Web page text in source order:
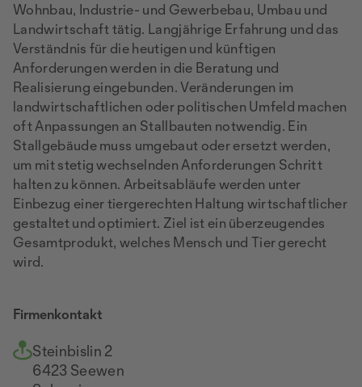
Wohnbau, Industrie- und Gewerbebau, Umbau und
Landwirtschaft tätig. Langjährige Erfahrung und das
Verständnis für die heutigen und künftigen
Anforderungen werden in die Beratung und
Realisierung eingebunden. Veränderungen im
landwirtschaftlichen oder politischen Umfeld machen
oft Anpassungen an Stallbauten notwendig. Ein
Stallgebäude muss umgebaut oder ersetzt werden,
um mit stetig wechselnden Anforderungen Schritt
halten zu können. Arbeitsabläufe werden unter
Einbezug einer tiergerechten Haltung wirtschaftlicher
gestaltet und optimiert. Ziel ist ein überzeugendes
Gesamtprodukt, welches Mensch und Tier gerecht
wird.
Firmenkontakt
Steinbislin 2
6423 Seewen